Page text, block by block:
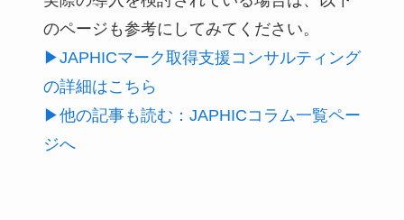
のページも参考にしてみてください。
▶JAPHICマーク取得支援コンサルティング
の詳細はこちら
▶他の記事も読む：JAPHICコラム一覧ペー
ジへ